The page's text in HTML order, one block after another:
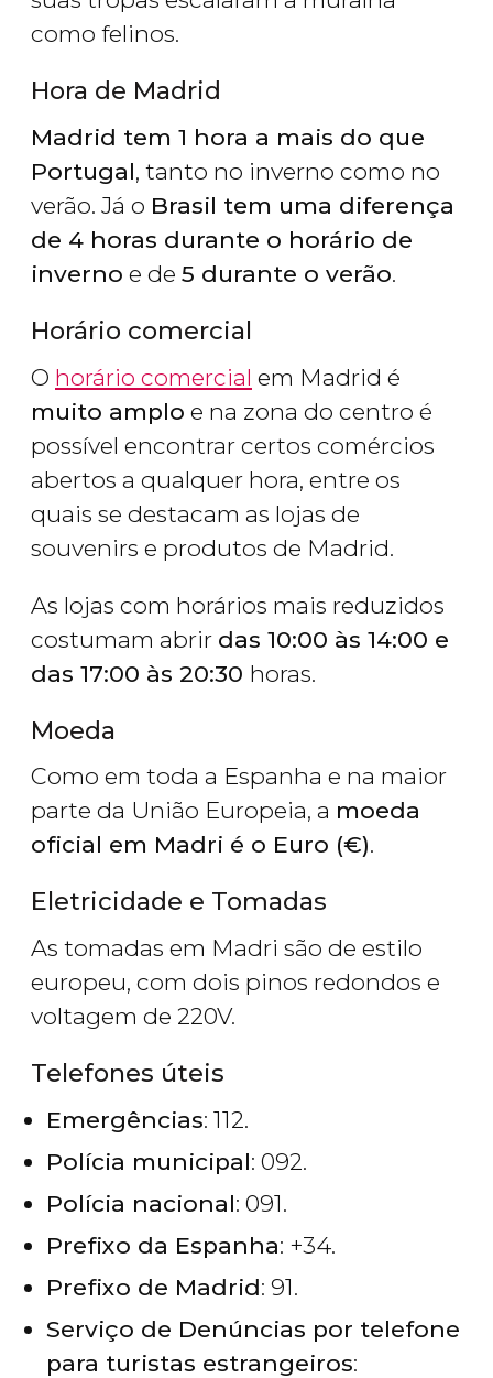
como felinos.
Hora de Madrid
Madrid tem 1 hora a mais do que
Portugal, tanto no inverno como no
verão. Já o Brasil tem uma diferença
de 4 horas durante o horário de
inverno e de 5 durante o verão.
Horário comercial
O horário comercial em Madrid é
muito amplo e na zona do centro é
possível encontrar certos comércios
abertos a qualquer hora, entre os
quais se destacam as lojas de
souvenirs e produtos de Madrid.
As lojas com horários mais reduzidos
costumam abrir das 10:00 às 14:00 e
das 17:00 às 20:30 horas.
Moeda
Como em toda a Espanha e na maior
parte da União Europeia, a moeda
oficial em Madri é o Euro (€).
Eletricidade e Tomadas
As tomadas em Madri são de estilo
europeu, com dois pinos redondos e
voltagem de 220V.​
Telefones úteis
Emergências: 112.
Polícia municipal: 092.
Polícia nacional: 091.
Prefixo da Espanha: +34.
Prefixo de Madrid: 91.
Serviço de Denúncias por telefone
para turistas estrangeiros: